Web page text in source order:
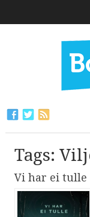
Tags:
Vi har ei tulle